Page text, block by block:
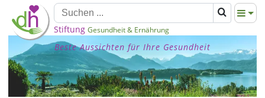
Stiftung Gesundheit & Ernährung
Beste Aussichten für Ihre Gesundheit